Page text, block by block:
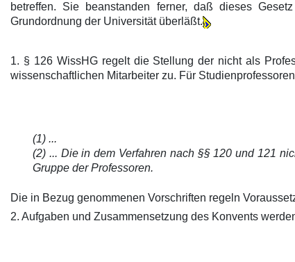
betreffen. Sie beanstanden ferner, daß dieses
Grundordnung der Universität überläßt.
1. § 126 WissHG regelt die Stellung der nicht als
wissenschaftlichen Mitarbeiter zu. Für
(1) ...
(2) ... Die in dem Verfahren nach §§ 120 und 121
Gruppe der Professoren.
Die in Bezug genommenen Vorschriften regeln
2. Aufgaben und Zusammensetzung des Konvents